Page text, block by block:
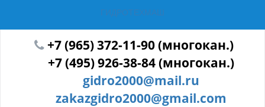
ГИДРОТЕХМАШ
+7 (965) 372-11-90 (многокан.)
+7 (495) 926-38-84 (многокан.)
gidro2000@mail.ru
zakazgidro2000@gmail.com